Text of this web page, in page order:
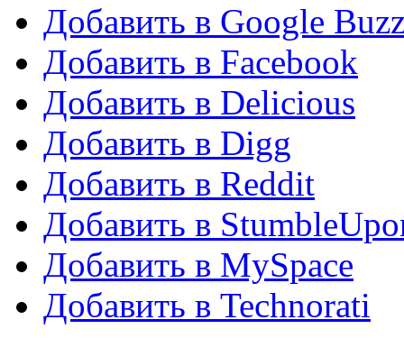
Добавить в Google
Добавить в Facebook
Добавить в Delicious
Добавить в Digg
Добавить в Reddit
Добавить в
Добавить в MySpace
Добавить в Technorati